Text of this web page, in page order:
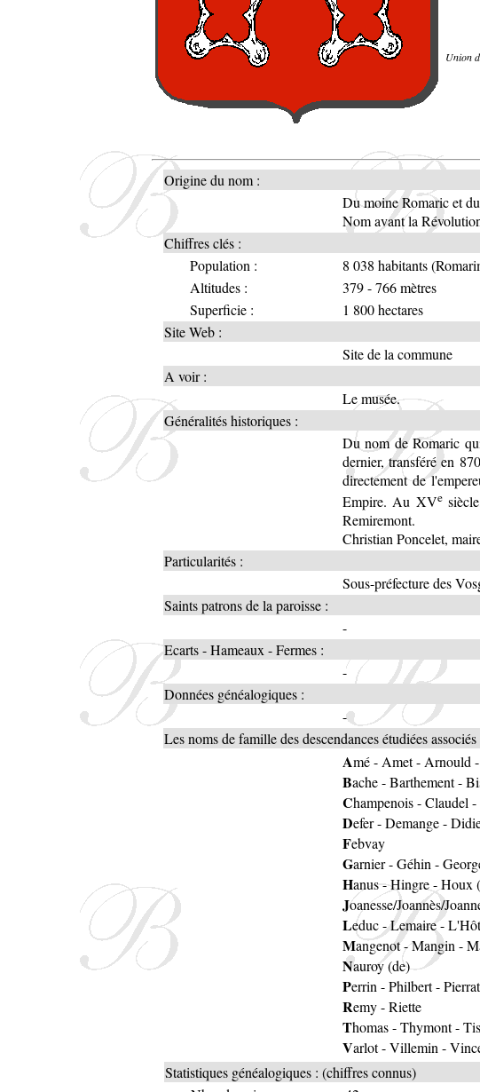
Union
Origine du nom :
Du moine Romaric et
Nom avant la
Chiffres clés :
Population :
8 038 habitants
Altitudes :
379 - 766 mètres
Superficie :
1 800 hectares
Site Web :
Site de la commune
A voir :
Le musée.
Généralités historiques :
Du nom de Romaric
dernier, transféré en
directement de
Empire. Au XVe
Remiremont.
Christian Poncelet,
Particularités :
Sous-préfecture des
Saints patrons de la paroisse :
-
Ecarts - Hameaux - Fermes :
-
Données généalogiques :
-
Les noms de famille des descendances étudiées
Amé- Amet- Arnould -
Bache-Barthement-
Champenois-Claudel -
Defer-Demange-
Febvay
Garnier-Géhin -
Hanus-Hingre-Houx
Joanesse/Joannès/
Leduc-Lemaire-
Mangenot-Mangin -
Nauroy (de)
Perrin -Philbert-Pierrat
Remy-Riette
Thomas-Thymont-
Varlot-Villemin -
Statistiques généalogiques : (chiffres connus)